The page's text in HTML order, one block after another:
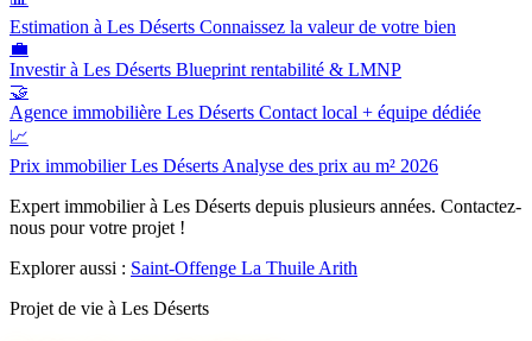
Estimation à Les Déserts Connaissez la valeur de votre bien
💼
Investir à Les Déserts Blueprint rentabilité & LMNP
🤝
Agence immobilière Les Déserts Contact local + équipe dédiée
📈
Prix immobilier Les Déserts Analyse des prix au m² 2026
Expert immobilier à Les Déserts depuis plusieurs années. Contactez-
nous pour votre projet !
Explorer aussi : Saint-Offenge La Thuile Arith
Projet de vie à Les Déserts